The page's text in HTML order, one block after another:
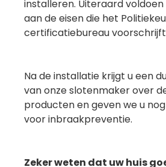
installeren. Uiteraard
aan de eisen die het
certificatiebureau
Na de installatie krijgt u een
van onze slotenmaker over
producten en geven we u
voor inbraakpreventie.
Zeker weten dat uw huis